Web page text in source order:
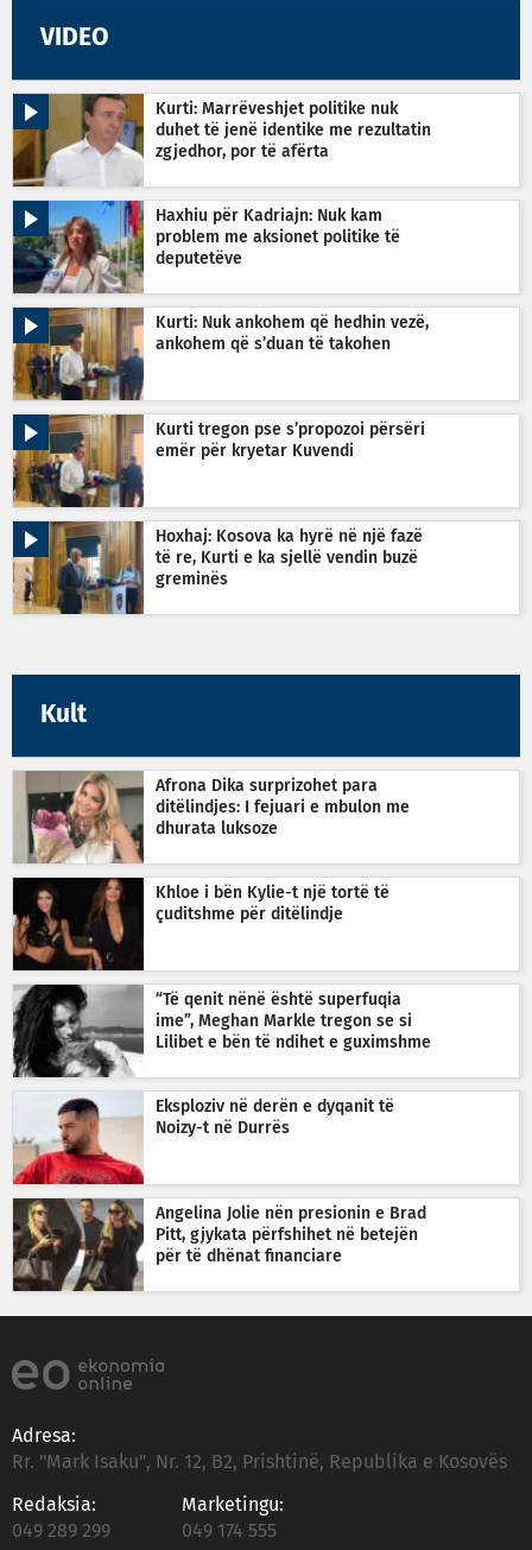
VIDEO
Kurti: Marrëveshjet politike nuk
duhet të jenë identike me rezultatin
zgjedhor, por të afërta
Haxhiu për Kadriajn: Nuk kam
problem me aksionet politike të
deputetëve
Kurti: Nuk ankohem që hedhin vezë,
ankohem që s’duan të takohen
Kurti tregon pse s’propozoi përsëri
emër për kryetar Kuvendi
Hoxhaj: Kosova ka hyrë në një fazë
të re, Kurti e ka sjellë vendin buzë
greminës
Kult
Afrona Dika surprizohet para
ditëlindjes: I fejuari e mbulon me
dhurata luksoze
Khloe i bën Kylie-t një tortë të
çuditshme për ditëlindje
“Të qenit nënë është superfuqia
ime”, Meghan Markle tregon se si
Lilibet e bën të ndihet e guximshme
Eksploziv në derën e dyqanit të
Noizy-t në Durrës
Angelina Jolie nën presionin e Brad
Pitt, gjykata përfshihet në betejën
për të dhënat financiare
Adresa:
Rr. "Mark Isaku", Nr. 12, B2, Prishtinë, Republika e Kosovës
Redaksia:
049 289 299
Marketingu:
049 174 555